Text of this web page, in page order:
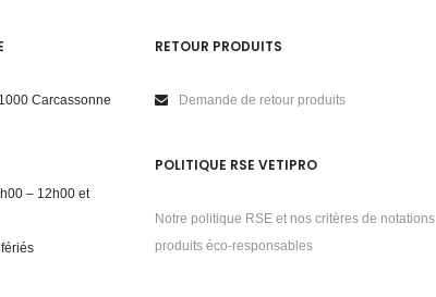
Carcassonne
– 12h00 et
RETOUR PRODUITS
Demande de retour produits
POLITIQUE RSE VETIPRO
Notre politique RSE et nos critères de notations
produits éco-responsables